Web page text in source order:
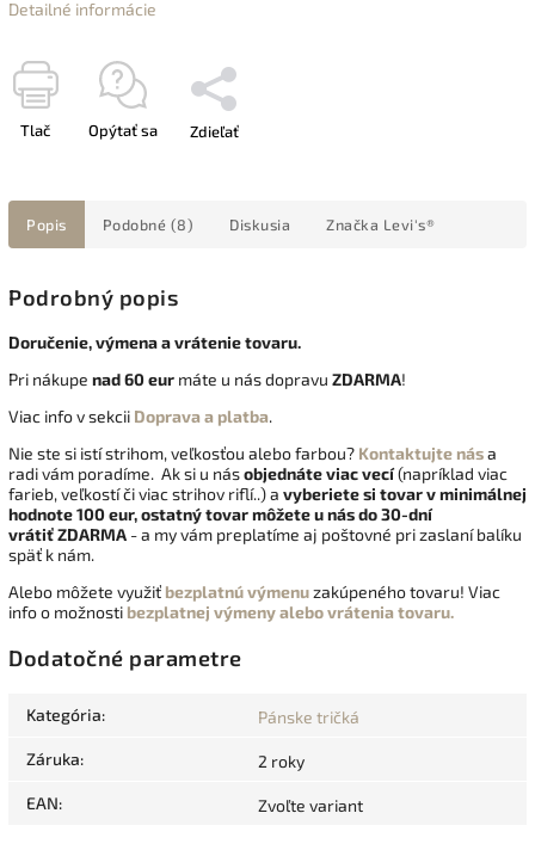
Detailné informácie
Tlač Opýtať sa Zdieľať
Popis Podobné (8) Diskusia Značka Levi's®
Podrobný popis
Doručenie, výmena a vrátenie tovaru.
Pri nákupe nad 60 eur máte u nás dopravu ZDARMA!
Viac info v sekcii Doprava a platba.
Nie ste si istí strihom, veľkosťou alebo farbou? Kontaktujte nása
radi vám poradíme. Ak si u násobjednáte viac vecí(napríklad viac
farieb, veľkostí či viac strihov riflí..) a vyberiete si tovar v minimálnej
hodnote 100 eur, ostatný tovar môžete u nás do 30-dní
vrátiťZDARMA - a my vám preplatíme aj poštovné pri zaslaní balíku
späť k nám.
Alebo môžete využiť bezplatnú výmenuzakúpeného tovaru! Viac
info o možnosti bezplatnej výmeny alebo vrátenia tovaru.
Dodatočné parametre
Kategória: Pánske tričká
Záruka: 2 roky
EAN: Zvoľte variant